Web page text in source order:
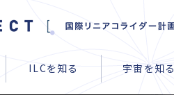
ILCを知る 宇宙を知る